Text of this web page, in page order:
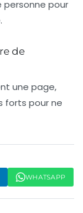
pour
de
une page,
forts pour ne
WHATSAPP